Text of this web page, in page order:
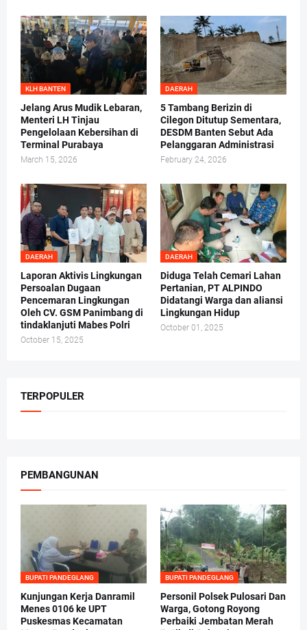
KLH BANTEN
Jelang Arus Mudik Lebaran,
Menteri LH Tinjau
Pengelolaan Kebersihan di
Terminal Purabaya
March 15, 2026
DAERAH
5 Tambang Berizin di
Cilegon Ditutup Sementara,
DESDM Banten Sebut Ada
Pelanggaran Administrasi
February 24, 2026
DAERAH
Laporan Aktivis Lingkungan
Persoalan Dugaan
Pencemaran Lingkungan
Oleh CV. GSM Panimbang di
tindaklanjuti Mabes Polri
October 15, 2025
DAERAH
Diduga Telah Cemari Lahan
Pertanian, PT ALPINDO
Didatangi Warga dan aliansi
Lingkungan Hidup
October 01, 2025
TERPOPULER
PEMBANGUNAN
BUPATI PANDEGLANG
Kunjungan Kerja Danramil
Menes 0106 ke UPT
Puskesmas Kecamatan
BUPATI PANDEGLANG
Personil Polsek Pulosari Dan
Warga, Gotong Royong
Perbaiki Jembatan Merah